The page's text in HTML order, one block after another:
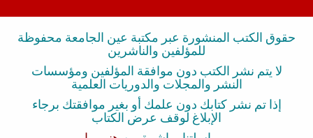
حقوق الكتب المنشورة عبر مكتبة عين الجامعة محفوظة
للمؤلفين والناشرين
لا يتم نشر الكتب دون موافقة المؤلفين ومؤسسات
النشر والمجلات والدوريات العلمية
إذا تم نشر كتابك دون علمك أو بغير موافقتك برجاء
الإبلاغ لوقف عرض الكتاب